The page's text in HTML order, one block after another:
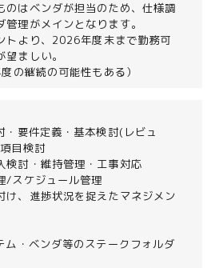
のはベンダが担当のため、仕様調
管理がメインとなります。
トより、2026年度末まで勤務可
望ましい。
の継続の可能性もある）
・要件定義・基本検討(レビュ
目検討
検討・維持管理・工事対応
/スケジュール管理
け、進捗状況を捉えたマネジメン
ム・ベンダ等のステークフォルダ